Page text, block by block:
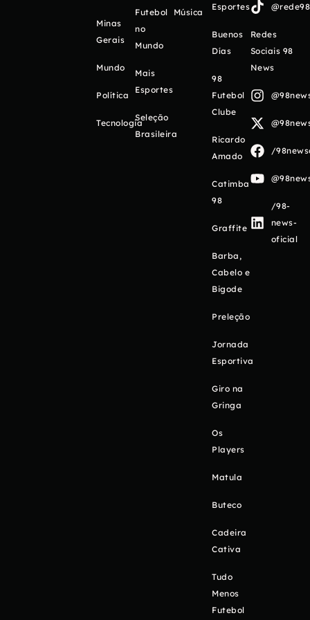
Minas
Gerais
Mundo
Política
Tecnologia
Futebol
no
Mundo
Mais
Esportes
Seleção
Brasileira
Música
Esportes
Buenos
Días
98
Futebol
Clube
Ricardo
Amado
Catimba
98
Graffite
Barba,
Cabelo e
Bigode
Preleção
Jornada
Esportiva
Giro na
Gringa
Os
Players
Matula
Buteco
Cadeira
Cativa
Tudo
Menos
Futebol
Redes
Sociais 98
News
/
/98-
news-
oficial